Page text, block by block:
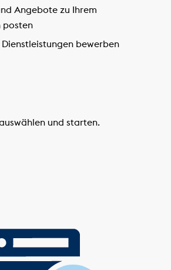
Angebote zu Ihrem
posten
bewerben
und starten.